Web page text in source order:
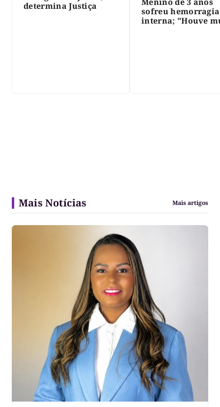
determina Justiça
sofreu hemorragia
interna; "Houve
Mais Notícias Mais artigos